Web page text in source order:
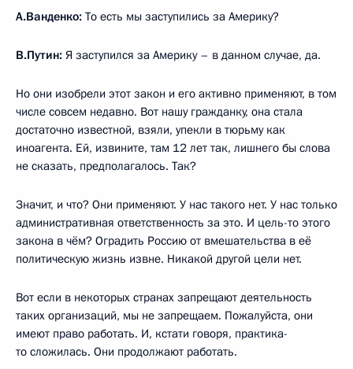
А.Ванденко: То есть мы заступились за Америку?
В.Путин: Я заступился за Америку – в данном случае, да.
Но они изобрели этот закон и его активно применяют, в том
числе совсем недавно. Вот нашу гражданку, она стала
достаточно известной, взяли, упекли в тюрьму как
иноагента. Ей, извините, там 12 лет так, лишнего бы слова
не сказать, предполагалось. Так?
Значит, и что? Они применяют. У нас такого нет. У нас только
административная ответственность за это. И цель-то этого
закона в чём? Оградить Россию от вмешательства в её
политическую жизнь извне. Никакой другой цели нет.
Вот если в некоторых странах запрещают деятельность
таких организаций, мы не запрещаем. Пожалуйста, они
имеют право работать. И, кстати говоря, практика-
то сложилась. Они продолжают работать.